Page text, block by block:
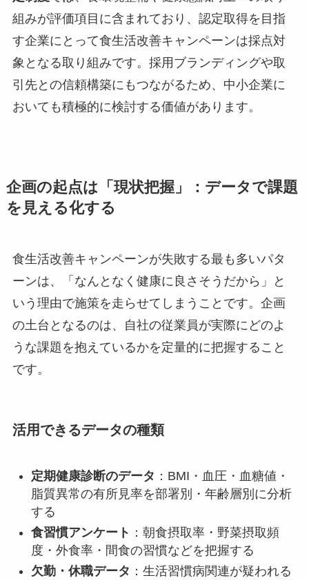
組みが評価項目に含まれており、認定取得を目指
す企業にとって食生活改善キャンペーンは採点対
象となる取り組みです。採用ブランディングや取
引先との信頼構築にもつながるため、中小企業に
おいても積極的に検討する価値があります。
企画の起点は「現状把握」：データで課題
を見える化する
食生活改善キャンペーンが失敗する最も多いパタ
ーンは、「なんとなく健康に良さそうだから」と
いう理由で施策を走らせてしまうことです。企画
の土台となるのは、自社の従業員が実際にどのよ
うな課題を抱えているかを定量的に把握すること
です。
活用できるデータの種類
定期健康診断のデータ ：BMI・血圧・血糖値・
脂質異常の有所見率を部署別・年齢層別に分析
する
食習慣アンケート ：朝食摂取率・野菜摂取頻
度・外食率・間食の習慣などを把握する
欠勤・休職データ ：生活習慣病関連が疑われる